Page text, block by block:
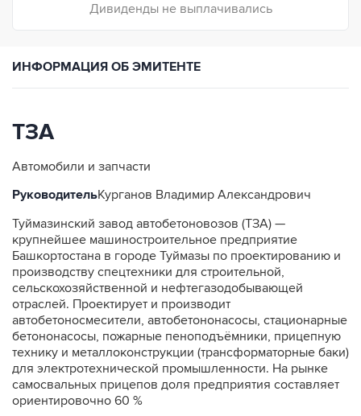
Дивиденды не выплачивались
ИНФОРМАЦИЯ ОБ ЭМИТЕНТЕ
ТЗА
Автомобили и запчасти
РуководительКурганов Владимир Александрович
Туймазинский завод автобетоновозов (ТЗА) —
крупнейшее машиностроительное предприятие
Башкортостана в городе Туймазы по проектированию и
производству спецтехники для строительной,
сельскохозяйственной и нефтегазодобывающей
отраслей. Проектирует и производит
автобетоносмесители, автобетононасосы, стационарные
бетононасосы, пожарные пеноподъёмники, прицепную
технику и металлоконструкции (трансформаторные баки)
для электротехнической промышленности. На рынке
самосвальных прицепов доля предприятия составляет
ориентировочно 60 %